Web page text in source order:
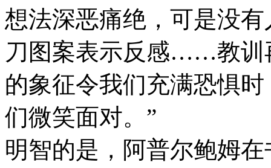
想法深恶痛绝，可是没
刀图案表示反感……教训
的象征令我们充满恐惧
们微笑面对。”
明智的是，阿普尔鲍姆